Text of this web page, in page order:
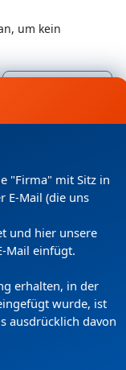
noch vom
Sie
Produktion
können Sie
typischen
nötige
nicht, uns
Ihre
um kein
| alle Rechte
"Firma" mit Sitz in
E-Mail (die uns
und hier unsere
Mail einfügt.
erhalten, in der
wurde, ist
ausdrücklich davon